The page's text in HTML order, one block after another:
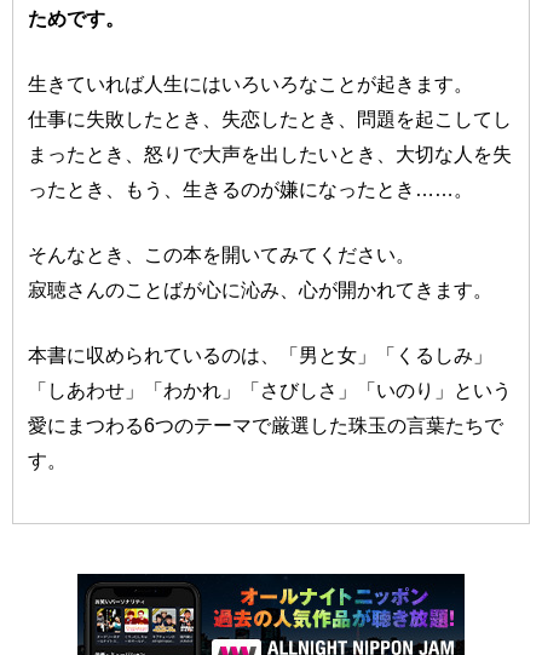
ためです。
生きていれば人生にはいろいろなことが起きます。
仕事に失敗したとき、失恋したとき、問題を起こしてし
まったとき、怒りで大声を出したいとき、大切な人を失
ったとき、もう、生きるのが嫌になったとき……。
そんなとき、この本を開いてみてください。
寂聴さんのことばが心に沁み、心が開かれてきます。
本書に収められているのは、「男と女」「くるしみ」
「しあわせ」「わかれ」「さびしさ」「いのり」という
愛にまつわる6つのテーマで厳選した珠玉の言葉たちで
す。